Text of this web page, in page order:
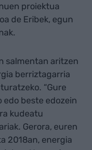
proiektua
de Eribek, egun
salmentan aritzen
berriztagarria
“Gure
beste edozein
kudeatu
Gerora, euren
2018an, energia